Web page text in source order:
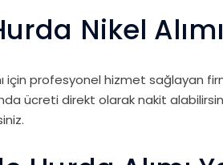
Nikel Alımı
için profesyonel hizmet sağlayan
ücreti direkt olarak nakit